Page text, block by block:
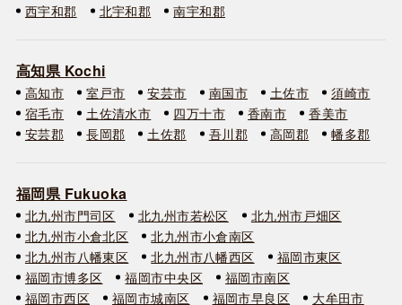
西宇和郡
北宇和郡 南宇和郡
高知県 Kochi
高知市 室戸市 安芸市 南国市 土佐市
須崎市
宿毛市
土佐清水市 四万十市 香南市
香美市
安芸郡
長岡郡 土佐郡 吾川郡 高岡郡 幡多郡
福岡県 Fukuoka
北九州市門司区 北九州市若松区
北九州市戸畑区
北九州市小倉北区
北九州市小倉南区
北九州市八幡東区
北九州市八幡西区
福岡市東区
福岡市博多区
福岡市中央区
福岡市南区
福岡市西区
福岡市城南区 福岡市早良区
大牟田市